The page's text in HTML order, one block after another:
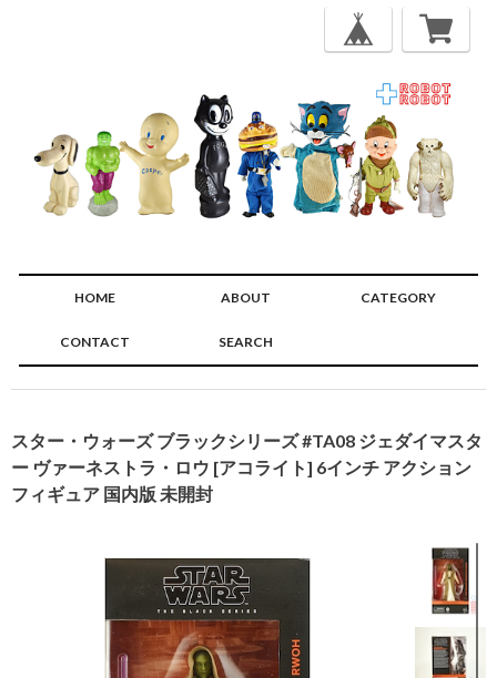
HOME ABOUT CATEGORY
CONTACT SEARCH
スター・ウォーズ ブラックシリーズ #TA08 ジェダイマスタ
ー ヴァーネストラ・ロウ [アコライト] 6インチ アクション
フィギュア 国内版 未開封